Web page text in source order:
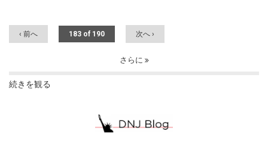
‹ 前へ 183 of 190 次へ ›
さらに
続きを観る